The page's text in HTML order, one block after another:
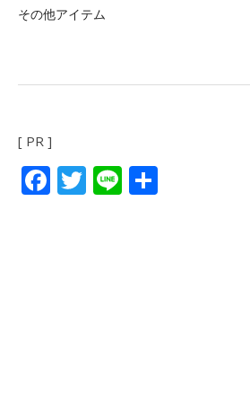
その他アイテム
[ PR ]
Facebook
Twitter
Line